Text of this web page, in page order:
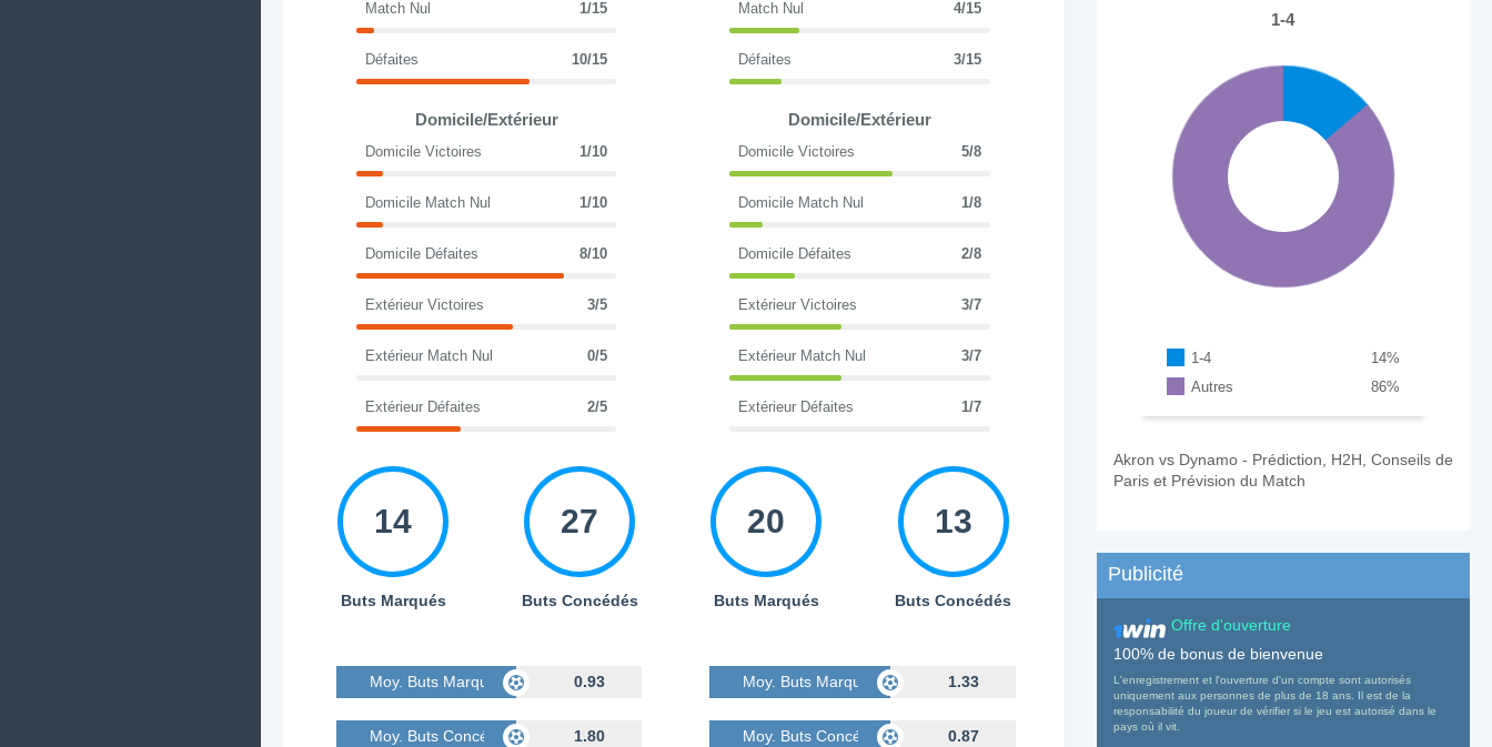
Match Nul 1/15
Défaites 10/15
Domicile/Extérieur
Domicile Victoires 1/10
Domicile Match Nul 1/10
Domicile Défaites 8/10
Extérieur Victoires 3/5
Extérieur Match Nul 0/5
Extérieur Défaites 2/5
14
Buts Marqués
27
Buts Concédés
Moy. Buts Marqués 0.93
Moy. Buts Concédés 1.80
Match Nul 4/15
Défaites 3/15
Domicile/Extérieur
Domicile Victoires 5/8
Domicile Match Nul 1/8
Domicile Défaites 2/8
Extérieur Victoires 3/7
Extérieur Match Nul 3/7
Extérieur Défaites 1/7
20
Buts Marqués
13
Buts Concédés
Moy. Buts Marqués 1.33
Moy. Buts Concédés 0.87
1-4
1-4 %
14
Autres
%
86
Akron vs Dynamo - Prédiction, H2H, Conseils de
Paris et Prévision du Match
Publicité
Offre d'ouverture
100% de bonus de bienvenue
L'enregistrement et l'ouverture d'un compte sont autorisés
uniquement aux personnes de plus de 18 ans. Il est de la
responsabilité du joueur de vérifier si le jeu est autorisé dans le
pays où il vit.